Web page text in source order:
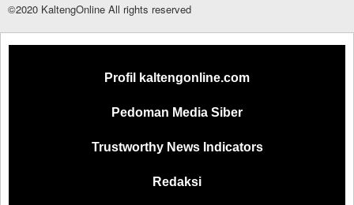
©2020 KaltengOnline All rights reserved
Profil kaltengonline.com
Pedoman Media Siber
Trustworthy News Indicators
Redaksi